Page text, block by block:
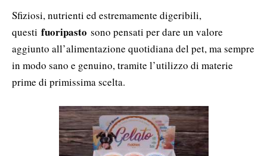
Sfiziosi, nutrienti ed estremamente digeribili,
questi fuoripasto sono pensati per dare un valore
aggiunto all’alimentazione quotidiana del pet, ma sempre
in modo sano e genuino, tramite l’utilizzo di materie
prime di primissima scelta.